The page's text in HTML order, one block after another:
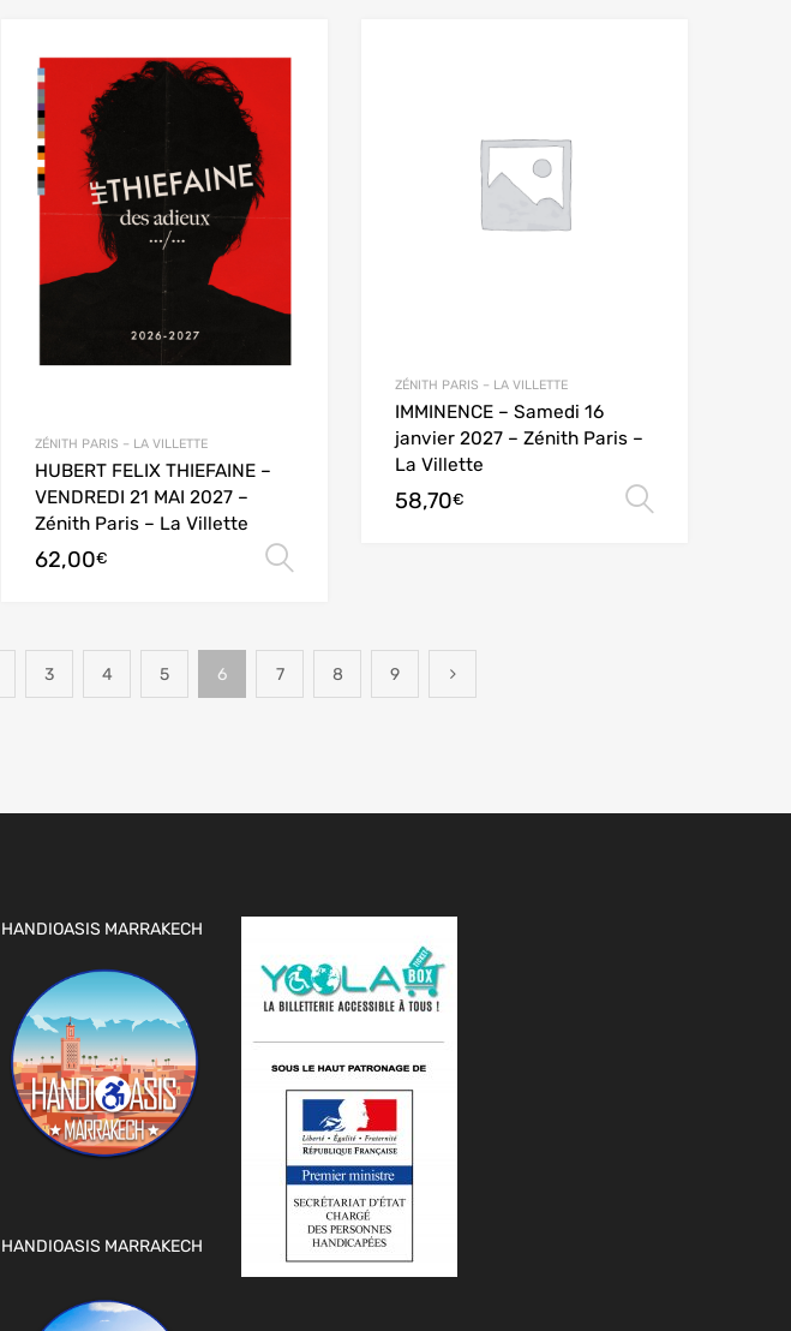
Choix des options
ZÉNITH PARIS – LA VILLETTE
HUBERT FELIX THIEFAINE –
VENDREDI 21 MAI 2027 –
Zénith Paris – La Villette
62,00€
ZÉNITH PARIS – LA VILLETTE
IMMINENCE – Samedi 16
janvier 2027 – Zénith Paris –
La Villette
58,70€
3 4 5 6 7 8 9
HANDIOASIS MARRAKECH
HANDIOASIS MARRAKECH